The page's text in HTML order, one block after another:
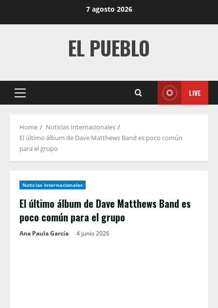
7 agosto 2026
EL PUEBLO
Primary
LIVE
Home
Noticias Internacionales
El último álbum de Dave Matthews Band es poco común
para el grupo
Noticias Internacionales
El último álbum de Dave Matthews Band es
poco común para el grupo
Ana Paula García 4 junio 2026